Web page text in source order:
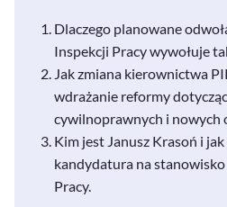
Dlaczego planowane
Inspekcji Pracy wywołuje
Jak zmiana kierownictwa
wdrażanie reformy
cywilnoprawnych i nowych
Kim jest Janusz Krasoń i
kandydatura na
Pracy.